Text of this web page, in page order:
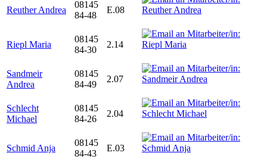
Reuther Andrea
08145
84-48
E.08
Riepl Maria
08145
84-30
2.14
Sandmeir
Andrea
08145
84-49
2.07
Schlecht
Michael
08145
84-26
2.04
Schmid Anja
08145
84-43
E.03